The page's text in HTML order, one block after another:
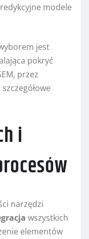
modele
jest
pokryć
przez
i
narzędzi
wszystkich
elementów